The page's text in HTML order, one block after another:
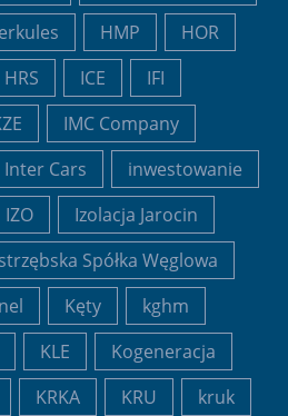
HMP
HOR
HRS ICE
IFI
IMC Company
Inter Cars
inwestowanie
IZO
Izolacja Jarocin
Spółka Węglowa
Kęty
kghm
KLE
Kogeneracja
KRKA KRU kruk